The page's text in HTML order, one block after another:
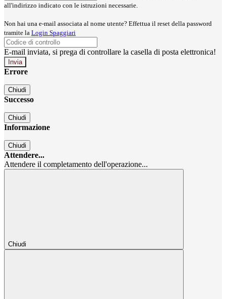
all'indirizzo indicato con le istruzioni necessarie.
Non hai una e-mail associata al nome utente? Effettua il reset della password
tramite la Login Spaggiari
E-mail inviata, si prega di controllare la casella di posta elettronica!
Errore
Chiudi
Successo
Chiudi
Informazione
Chiudi
Attendere...
Attendere il completamento dell'operazione...
Chiudi